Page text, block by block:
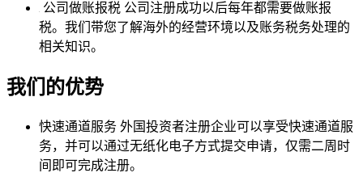
公司做账报税 公司注册成功以后每年都需要做账报
税。我们带您了解海外的经营环境以及账务税务处理的
相关知识。
我们的优势
快速通道服务 外国投资者注册企业可以享受快速通道服
务，并可以通过无纸化电子方式提交申请，仅需二周时
间即可完成注册。